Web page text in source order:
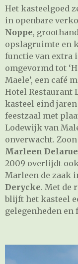
Het kasteelgoed
in openbare
Noppe,
opslagruimte en
functie van extra
omgevormd tot
Maele’, een café
Hotel Restaurant
kasteel eind
feestzaal met
Lodewijk van
onverwacht. Zoon
Marleen Delarue
2009 overlijdt
Marleen de zaak
Derycke. Met de
blijft het kasteel
gelegenheden en